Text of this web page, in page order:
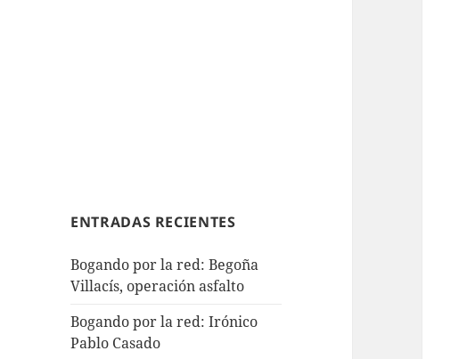
ENTRADAS RECIENTES
Bogando por la red: Begoña
Villacís, operación asfalto
Bogando por la red: Irónico
Pablo Casado